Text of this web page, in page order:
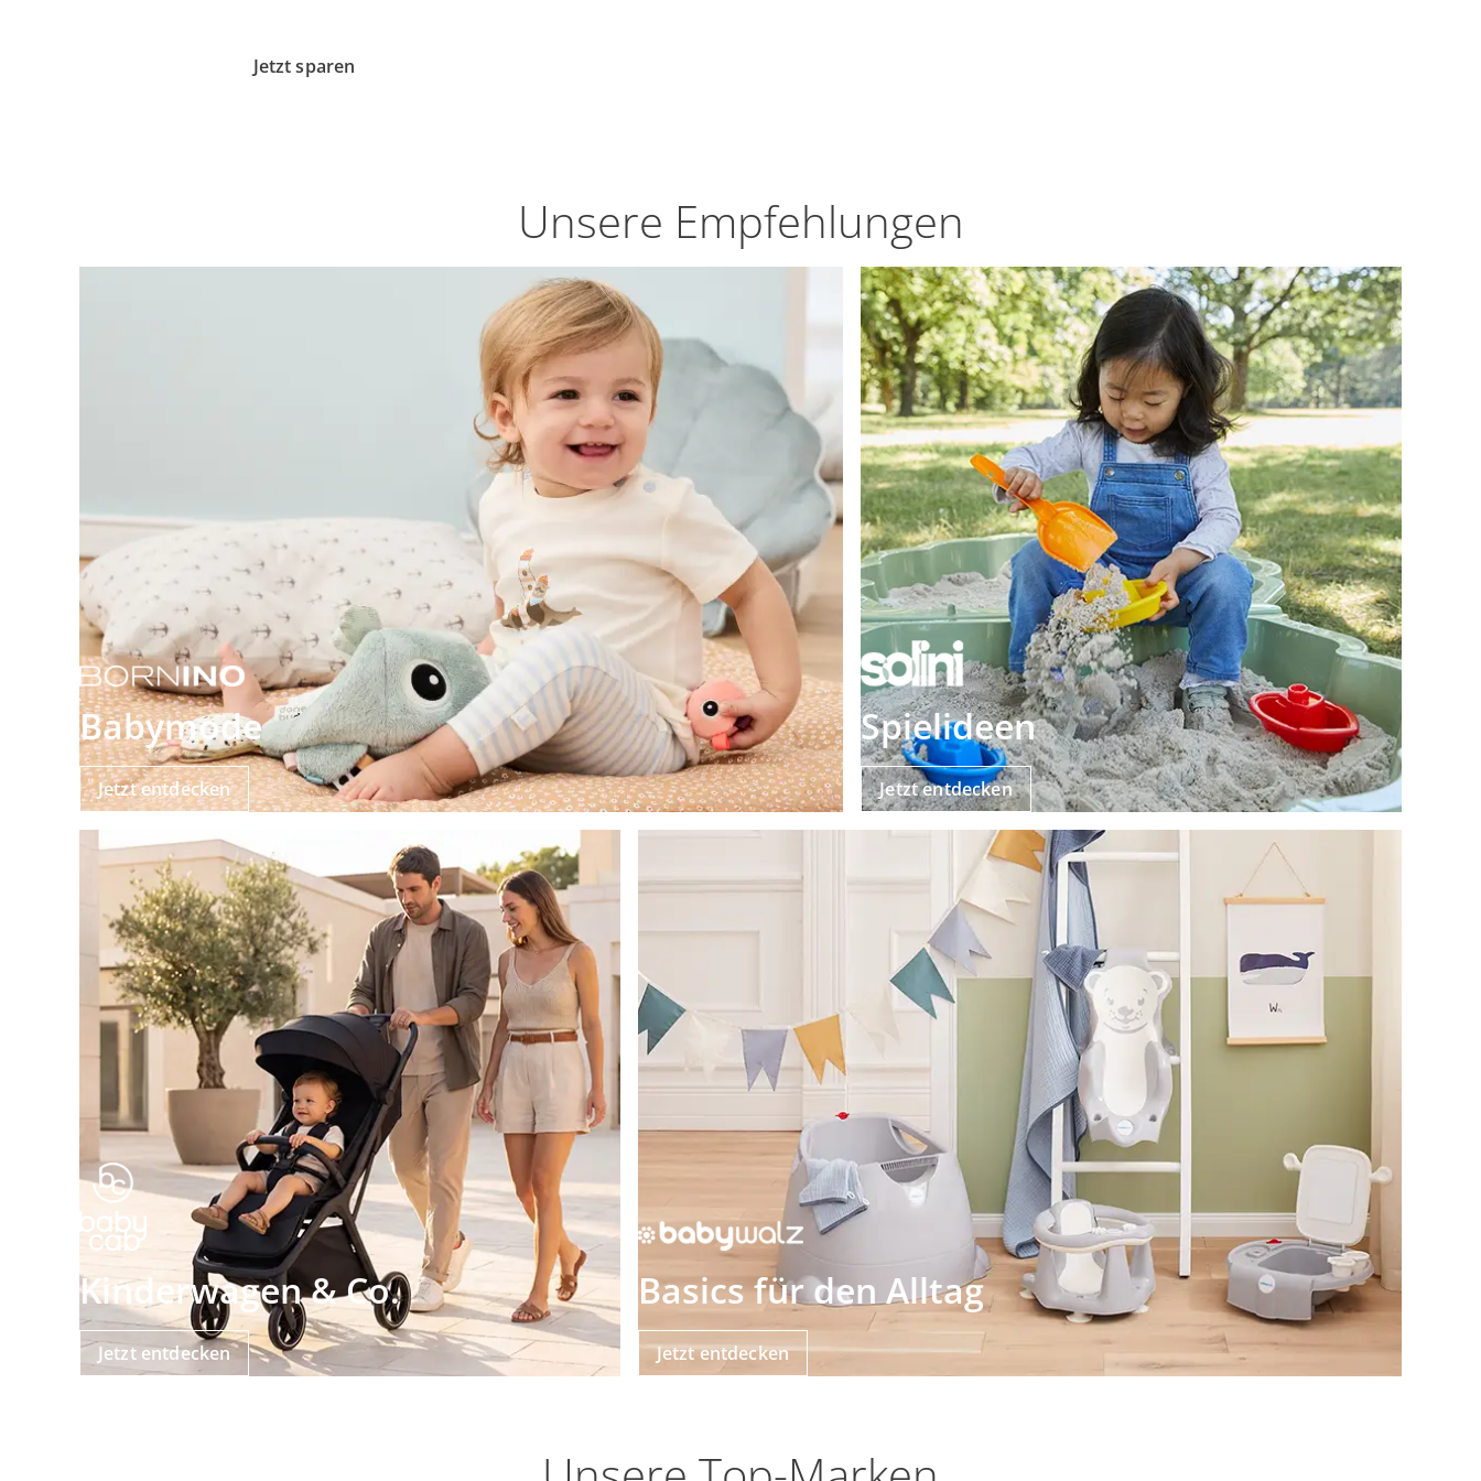
Jetzt sparen
Unsere Empfehlungen
Babymode
Jetzt entdecken
Spielideen
Jetzt entdecken
Kinderwagen & Co.
Jetzt entdecken
Basics für den Alltag
Jetzt entdecken